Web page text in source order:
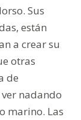
Sus
están
a crear su
otras
de
nadando
marino. Las